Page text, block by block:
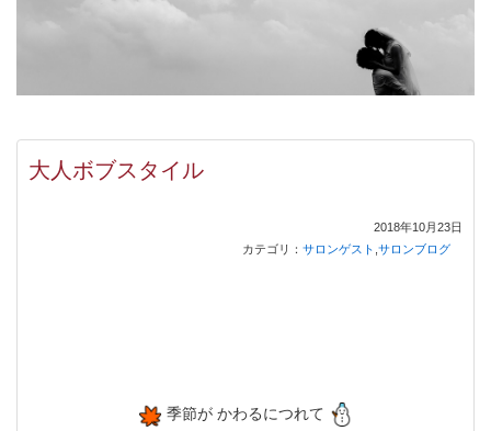
大人ボブスタイル
2018年10月23日
カテゴリ： サロンゲスト サロンブログ
季節が かわるにつれて